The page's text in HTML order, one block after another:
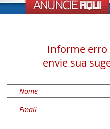
Informe
envie sua